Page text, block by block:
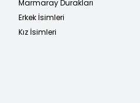
Marmaray Durakları
Erkek İsimleri
Kız İsimleri